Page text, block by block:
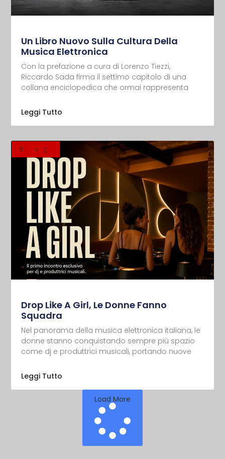
Un Libro Nuovo Sulla Cultura Della
Musica Elettronica
Con la prefazione a cura di Lorenzo Tiezzi,
Riccardo Sada firma il settimo capitolo di una
collana enciclopedica che ormai rappresenta
Leggi Tutto
Blog
Drop Like A Girl, Le Donne Fanno
Squadra
Nel panorama della musica elettronica italiana, le
donne stanno conquistando sempre più spazio
come dj e produttrici musicali, portando nuove
Leggi Tutto
Load More